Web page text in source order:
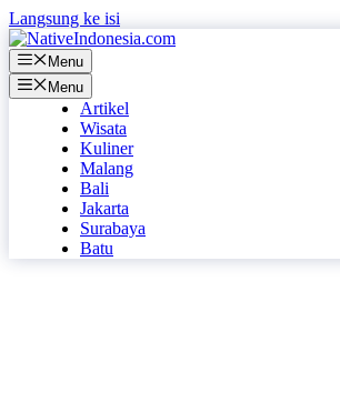
Langsung ke isi
Menu
Menu
Artikel
Wisata
Kuliner
Malang
Bali
Jakarta
Surabaya
Batu